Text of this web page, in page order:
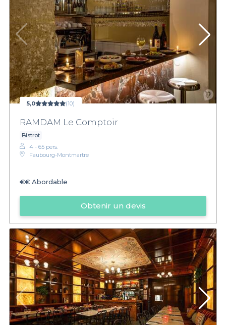
5,0 (10)
RAMDAM Le Comptoir
Bistrot
4 - 65 pers.
Faubourg-Montmartre
€€ Abordable
Obtenir un devis